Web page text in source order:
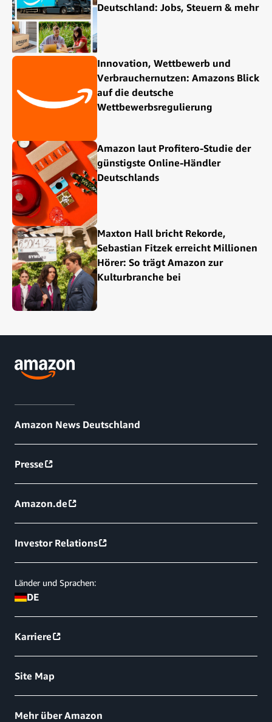
Deutschland: Jobs, Steuern & mehr
Innovation, Wettbewerb und
Verbrauchernutzen: Amazons Blick
auf die deutsche
Wettbewerbsregulierung
Amazon laut Profitero-Studie der
günstigste Online-Händler
Deutschlands
Maxton Hall bricht Rekorde,
Sebastian Fitzek erreicht Millionen
Hörer: So trägt Amazon zur
Kulturbranche bei
Amazon News Deutschland
Presse
Amazon.de
Investor Relations
Länder und Sprachen:
DE
Karriere
Site Map
Mehr über Amazon